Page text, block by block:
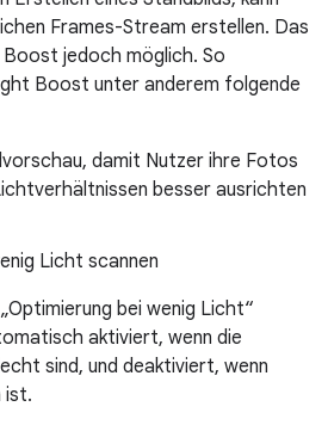
Frames-Stream erstellen. Das
jedoch möglich. So
Boost unter anderem folgende
damit Nutzer ihre Fotos
besser ausrichten
Licht scannen
bei wenig Licht“
aktiviert, wenn die
sind, und deaktiviert, wenn
ist.